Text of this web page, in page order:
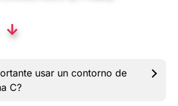
↓
usar un contorno de
C?